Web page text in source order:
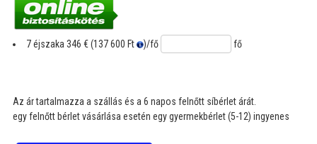
7 éjszaka 346 € (137 600 Ft )/fő fő
Az ár tartalmazza a szállás és a 6 napos felnőtt síbérlet árát.
egy felnőtt bérlet vásárlása esetén egy gyermekbérlet (5-12) ingyenes